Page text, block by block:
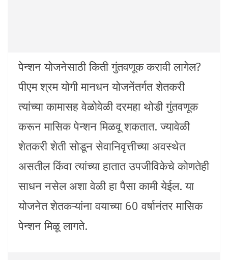
पेन्शन योजनेसाठी किती गुंतवणूक करावी लागेल?
पीएम श्रम योगी मानधन योजनेंतर्गत शेतकरी
त्यांच्या कामासह वेळोवेळी दरमहा थोडी गुंतवणूक
करून मासिक पेन्शन मिळवू शकतात. ज्यावेळी
शेतकरी शेती सोडून सेवानिवृत्तीच्या अवस्थेत
असतील किंवा त्यांच्या हातात उपजीविकेचे कोणतेही
साधन नसेल अशा वेळी हा पैसा कामी येईल. या
योजनेत शेतकऱ्यांना वयाच्या 60 वर्षानंतर मासिक
पेन्शन मिळू लागते.